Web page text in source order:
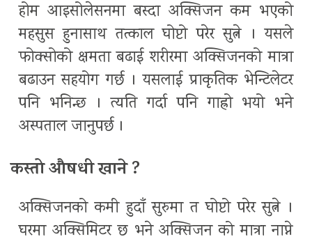
होम आइसोलेसनमा बस्दा अक्सिजन कम भएको
महसुस हुनासाथ तत्काल घोप्टो परेर सुत्ने । यसले
फोक्सोको क्षमता बढाई शरीरमा अक्सिजनको मात्रा
बढाउन सहयोग गर्छ । यसलाई प्राकृतिक भेन्टिलेटर
पनि भनिन्छ । त्यति गर्दा पनि गाह्रो भयो भने
अस्पताल जानुपर्छ ।
कस्तो औषधी खाने ?
अक्सिजनको कमी हुदाँ सुरुमा त घोप्टो परेर सुत्ने ।
घरमा अक्सिमिटर छ भने अक्सिजन को मात्रा नाप्ने